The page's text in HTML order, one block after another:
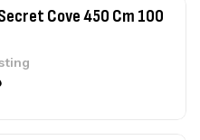
Cove 450 Cm 100